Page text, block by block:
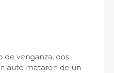
de venganza, dos
auto mataron de un